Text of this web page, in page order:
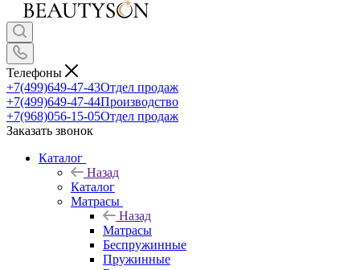
Телефоны
+7(499)649-47-43Отдел продаж
+7(499)649-47-44Производство
+7(968)056-15-05Отдел продаж
Заказать звонок
Каталог
Назад
Каталог
Матрасы
Назад
Матрасы
Беспружинные
Пружинные